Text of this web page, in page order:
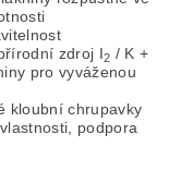
zdroj I2 / K +
pro vyváženou
kloubní chrupavky
podpora